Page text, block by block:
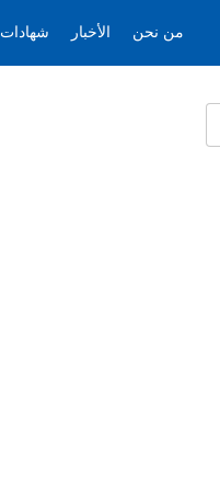
شهادات الأخبار من نحن